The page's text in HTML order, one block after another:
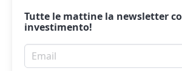
Tutte le mattine la newsletter
investimento!
Email per newsletter